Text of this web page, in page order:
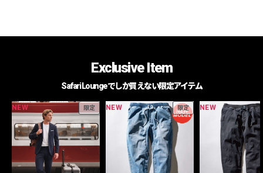
Exclusive Item
Safari Loungeでしか買えない限定アイテム
NEW 限定 NEW 限定 NEW